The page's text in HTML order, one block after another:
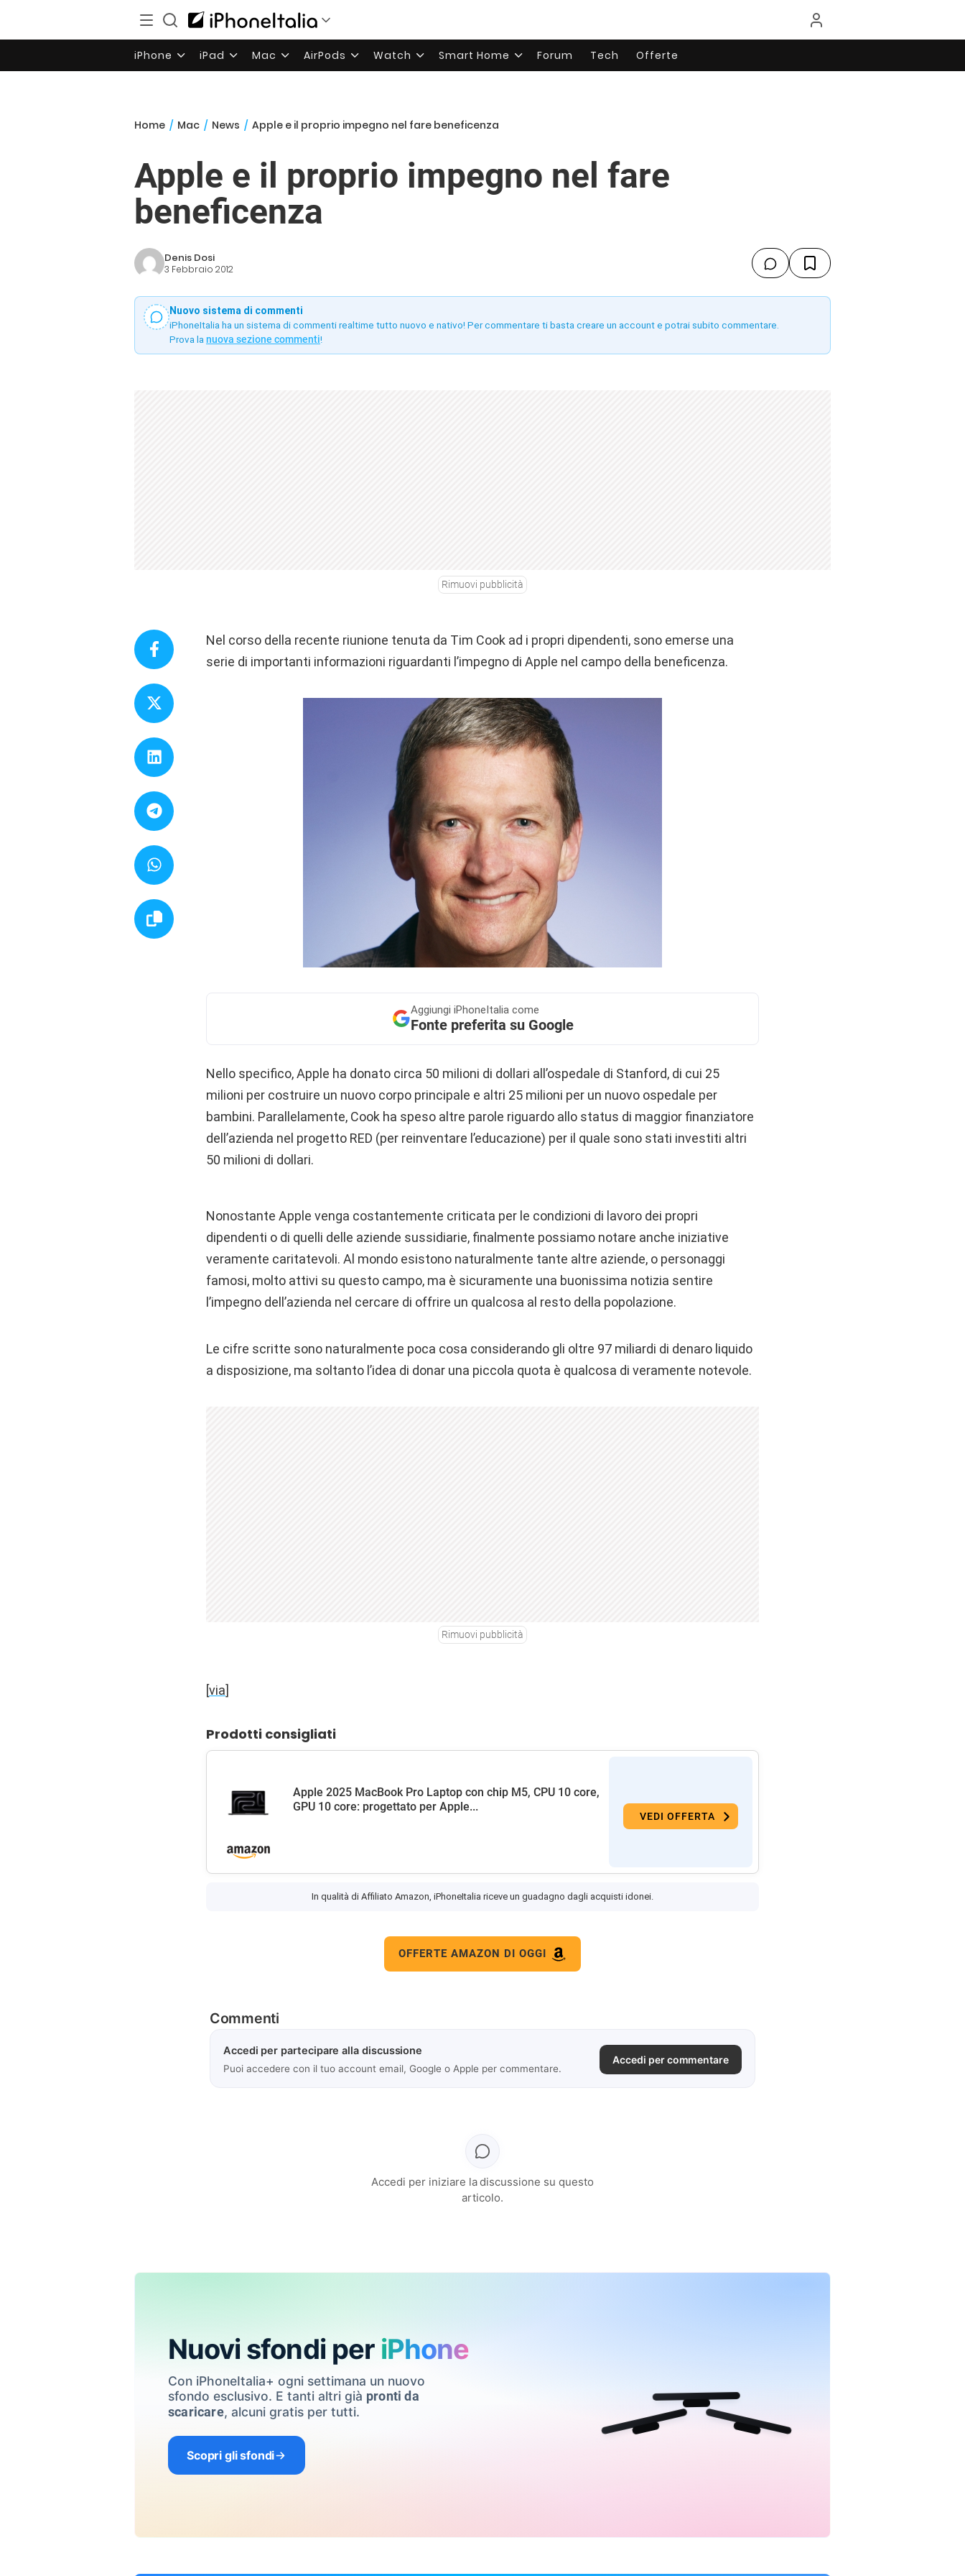
iPhone iPad Mac AirPods Watch Smart Home Forum Tech Offerte
Home / Mac / News / Apple e il proprio impegno nel fare beneficenza
Apple e il proprio impegno nel fare
beneficenza
Denis Dosi
3 Febbraio 2012
Nuovo sistema di commenti
iPhoneItalia ha un sistema di commenti realtime tutto nuovo e nativo! Per commentare ti basta creare un account e potrai subito commentare.
Prova la nuova sezione commenti!
Rimuovi pubblicità
Nel corso della recente riunione tenuta da Tim Cook ad i propri dipendenti, sono emerse una
serie di importanti informazioni riguardanti l’impegno di Apple nel campo della beneficenza.
Aggiungi iPhoneItalia come
Fonte preferita su Google
Nello specifico, Apple ha donato circa 50 milioni di dollari all’ospedale di Stanford, di cui 25
milioni per costruire un nuovo corpo principale e altri 25 milioni per un nuovo ospedale per
bambini. Parallelamente, Cook ha speso altre parole riguardo allo status di maggior finanziatore
dell’azienda nel progetto RED (per reinventare l’educazione) per il quale sono stati investiti altri
50 milioni di dollari.
Nonostante Apple venga costantemente criticata per le condizioni di lavoro dei propri
dipendenti o di quelli delle aziende sussidiarie, finalmente possiamo notare anche iniziative
veramente caritatevoli. Al mondo esistono naturalmente tante altre aziende, o personaggi
famosi, molto attivi su questo campo, ma è sicuramente una buonissima notizia sentire
l’impegno dell’azienda nel cercare di offrire un qualcosa al resto della popolazione.
Le cifre scritte sono naturalmente poca cosa considerando gli oltre 97 miliardi di denaro liquido
a disposizione, ma soltanto l’idea di donar una piccola quota è qualcosa di veramente notevole.
Rimuovi pubblicità
[via]
Prodotti consigliati
Apple 2025 MacBook Pro Laptop con chip M5, CPU 10 core,
GPU 10 core: progettato per Apple...
VEDI OFFERTA
In qualità di Affiliato Amazon, iPhoneItalia riceve un guadagno dagli acquisti idonei.
OFFERTE AMAZON DI OGGI
Commenti
Accedi per partecipare alla discussione
Puoi accedere con il tuo account email, Google o Apple per commentare.
Accedi per commentare
Accedi per iniziare la discussione su questo
articolo.
Nuovi sfondi per iPhone
Con iPhoneItalia+ ogni settimana un nuovo
sfondo esclusivo. E tanti altri già pronti da
scaricare, alcuni gratis per tutti.
Scopri gli sfondi